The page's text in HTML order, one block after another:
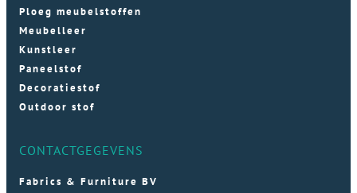
Ploeg meubelstoffen
Meubelleer
Kunstleer
Paneelstof
Decoratiestof
Outdoor stof
CONTACTGEGEVENS
Fabrics & Furniture BV